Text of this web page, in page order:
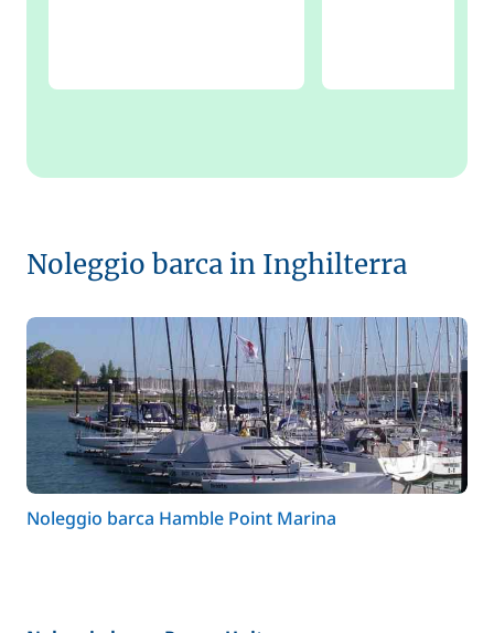
Noleggio barca in Inghilterra
Noleggio barca Hamble Point Marina